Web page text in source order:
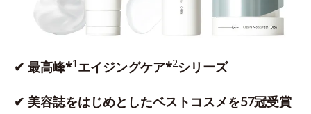
✔ 最高峰*1 エイジングケア*2シリーズ
✔ 美容誌をはじめとしたベストコスメを57冠受賞